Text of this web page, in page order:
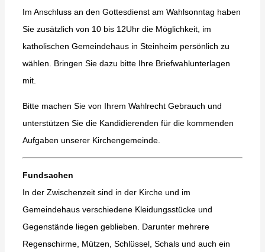
Im Anschluss an den Gottesdienst am Wahlsonntag haben
Sie zusätzlich von 10 bis 12Uhr die Möglichkeit, im
katholischen Gemeindehaus in Steinheim persönlich zu
wählen. Bringen Sie dazu bitte Ihre Briefwahlunterlagen
mit.
Bitte machen Sie von Ihrem Wahlrecht Gebrauch und
unterstützen Sie die Kandidierenden für die kommenden
Aufgaben unserer Kirchengemeinde.
Fundsachen
In der Zwischenzeit sind in der Kirche und im
Gemeindehaus verschiedene Kleidungsstücke und
Gegenstände liegen geblieben. Darunter mehrere
Regenschirme, Mützen, Schlüssel, Schals und auch ein